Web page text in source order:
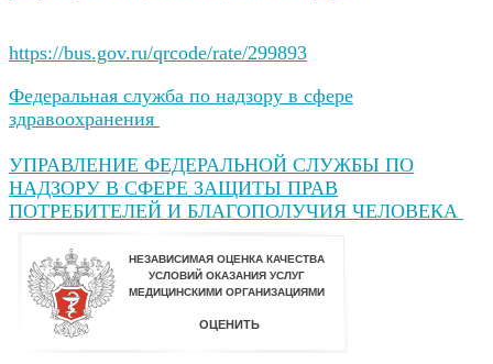
https://bus.gov.ru/qrcode/rate/299893
Федеральная служба по надзору в сфере
здравоохранения
УПРАВЛЕНИЕ ФЕДЕРАЛЬНОЙ СЛУЖБЫ ПО
НАДЗОРУ В СФЕРЕ ЗАЩИТЫ ПРАВ
ПОТРЕБИТЕЛЕЙ И БЛАГОПОЛУЧИЯ ЧЕЛОВЕКА